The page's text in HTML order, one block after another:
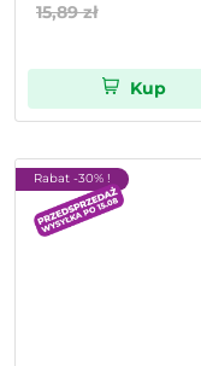
15,89 zł
Kup
Rabat -30% !